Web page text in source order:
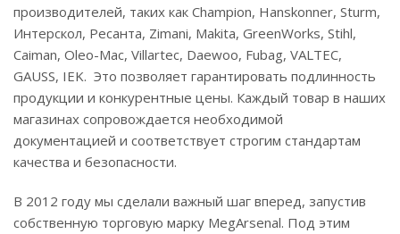
производителей, таких как Champion, Hanskonner, Sturm,
Интерскол, Ресанта, Zimani, Makita, GreenWorks, Stihl,
Caiman, Oleo-Mac, Villartec, Daewoo, Fubag, VALTEC,
GAUSS, IEK. Это позволяет гарантировать подлинность
продукции и конкурентные цены. Каждый товар в наших
магазинах сопровождается необходимой
документацией и соответствует строгим стандартам
качества и безопасности.
В 2012 году мы сделали важный шаг вперед, запустив
собственную торговую марку MegArsenal. Под этим